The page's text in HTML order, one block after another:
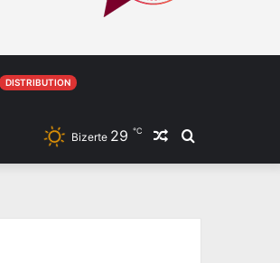
DISTRIBUTION
Rechercher
Article
Bizerte 29 ℃